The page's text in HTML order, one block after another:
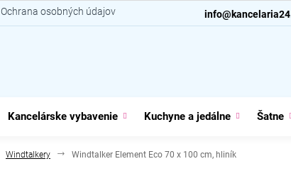
Ochrana osobných údajov
Kancelárske vybavenie Kuchyne a jedálne Šatne
Windtalkery Windtalker Element Eco 70 x 100 cm, hliník